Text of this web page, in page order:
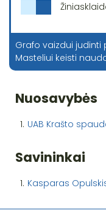
Grafo vaizdui judinti
Masteliui keisti
Nuosavybės
1. UAB Krašto
Savininkai
1. Kasparas